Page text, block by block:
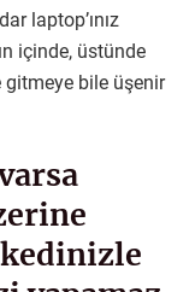
laptop’ınız
içinde, üstünde
gitmeye bile üşenir
kedinizle